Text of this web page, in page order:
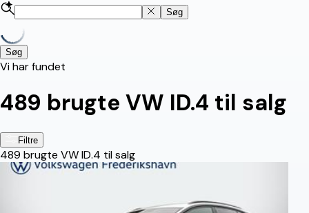
Søg
Søg
Vi har fundet
489 brugte VW ID.4 til salg
Filtre
489 brugte VW ID.4 til salg